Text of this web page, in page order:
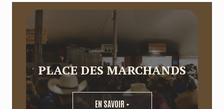
PLACE DES MARCHANDS
EN SAVOIR +